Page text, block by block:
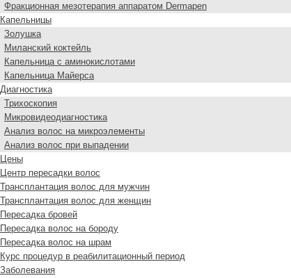
Фракционная мезотерапия аппаратом Dermapen
Капельницы
Золушка
Миланский коктейль
Капельница с аминокислотами
Капельница Майерса
Диагностика
Трихоскопия
Микровидеодиагностика
Анализ волос на микроэлементы
Анализ волос при выпадении
Цены
Центр пересадки волос
Трансплантация волос для мужчин
Трансплантация волос для женщин
Пересадка бровей
Пересадка волос на бороду
Пересадка волос на шрам
Курс процедур в реабилитационный период
Заболевания